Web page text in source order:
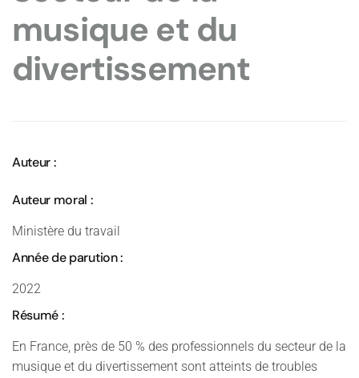
musique et du
divertissement
Auteur :
Auteur moral :
Ministère du travail
Année de parution :
2022
Résumé :
En France, près de 50 % des professionnels du secteur de la
musique et du divertissement sont atteints de troubles